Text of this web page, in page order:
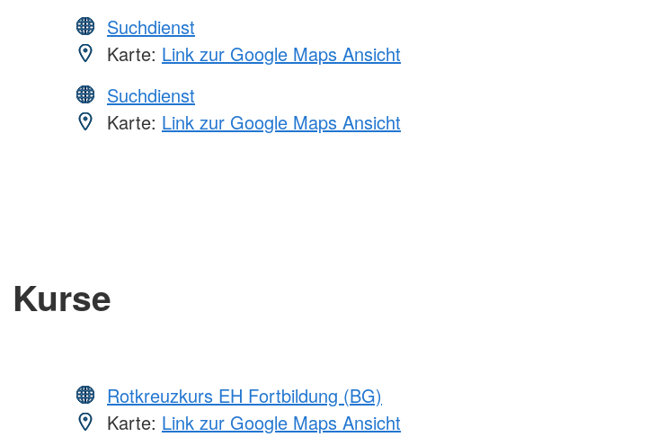
Suchdienst
Karte: Link zur Google Maps Ansicht
Suchdienst
Karte: Link zur Google Maps Ansicht
Kurse
Rotkreuzkurs EH Fortbildung (BG)
Karte: Link zur Google Maps Ansicht